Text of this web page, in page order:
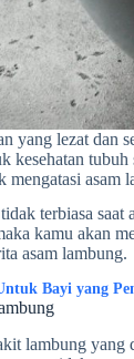
yang lezat dan
kesehatan
mengatasi asam
terbiasa
kamu akan
asam lambung.
Bayi yang
lambung